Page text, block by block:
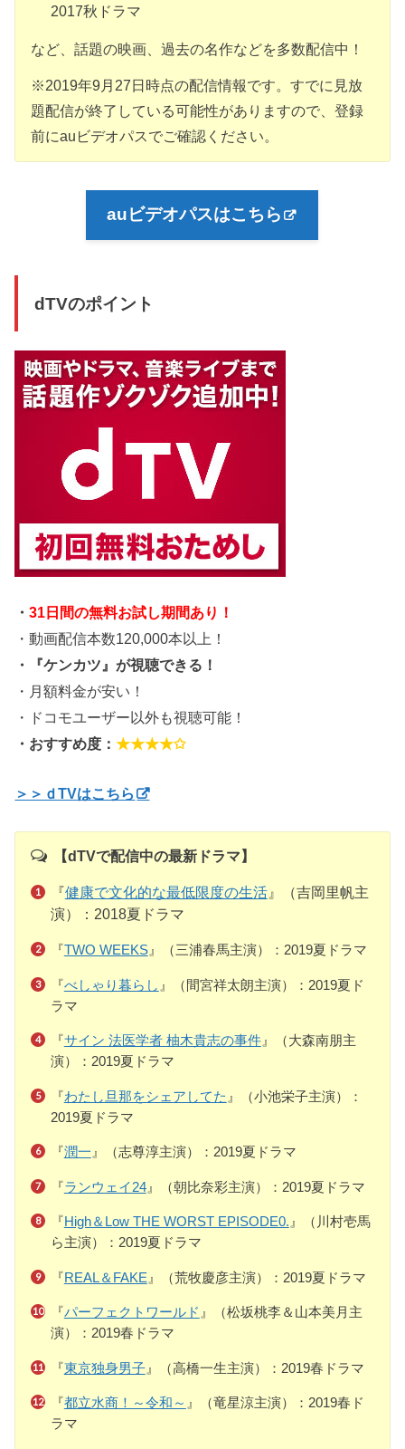
2017秋ドラマ
など、話題の映画、過去の名作などを多数配信中！
※2019年9月27日時点の配信情報です。すでに見放
題配信が終了している可能性がありますので、登録
前にauビデオパスでご確認ください。
auビデオパスはこちら
dTVのポイント
・31日間の無料お試し期間あり！
・動画配信本数120,000本以上！
・『ケンカツ』が視聴できる！
・月額料金が安い！
・ドコモユーザー以外も視聴可能！
・おすすめ度：★★★★✩
＞＞ｄTVはこちら
【dTVで配信中の最新ドラマ】
『健康で文化的な最低限度の生活』（吉岡里帆主
演）：2018夏ドラマ
『TWO WEEKS』（三浦春馬主演）：2019夏ドラマ
『べしゃり暮らし 』（間宮祥太朗主演）：2019夏ド
ラマ
『サイン 法医学者 柚木貴志の事件』（大森南朋主
演）：2019夏ドラマ
『わたし旦那をシェアしてた 』（小池栄子主演）：
2019夏ドラマ
『潤一 』（志尊淳主演）：2019夏ドラマ
『ランウェイ24』（朝比奈彩主演）：2019夏ドラマ
『High＆Low THE WORST EPISODE0. 』（川村壱馬
ら主演）：2019夏ドラマ
『REAL＆FAKE 』（荒牧慶彦主演）：2019夏ドラマ
『パーフェクトワールド 』（松坂桃李＆山本美月主
演）：2019春ドラマ
『東京独身男子』（高橋一生主演）：2019春ドラマ
『都立水商！～令和～ 』（竜星涼主演）：2019春ド
ラマ